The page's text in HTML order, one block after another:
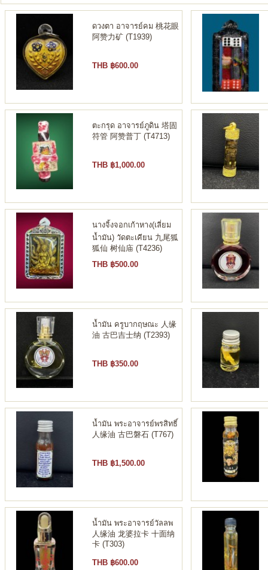
ดวงตา อาจารย์คม 桃花眼
阿赞力矿 (T1939)
THB ฿600.00
ตะกรุด อาจารย์ภูดิน 塔固
符管 阿赞普丁 (T4713)
THB ฿1,000.00
นางจิ้งจอกเก้าหาง(เลี่ยม
น้ำมัน) วัดตะเคียน 九尾狐
狐仙 树仙庙 (T4236)
THB ฿500.00
น้ำมัน ครูบากฤษณะ 人缘
油 古巴吉士纳 (T2393)
THB ฿350.00
น้ำมัน พระอาจารย์พรสิทธิ์
人缘油 古巴磐石 (T767)
THB ฿1,500.00
น้ำมัน พระอาจารย์วัลลพ
人缘油 龙婆拉卡 十面纳
卡 (T303)
THB ฿600.00